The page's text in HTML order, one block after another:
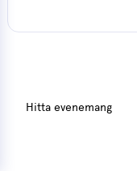
Hitta evenemang